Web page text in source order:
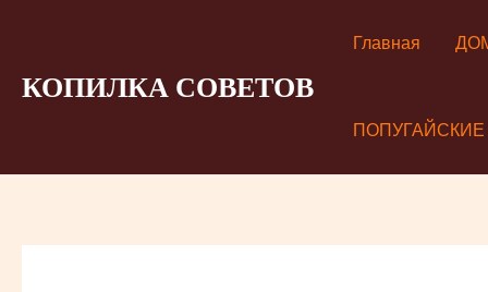
КОПИЛКА СОВЕТОВ
Главная